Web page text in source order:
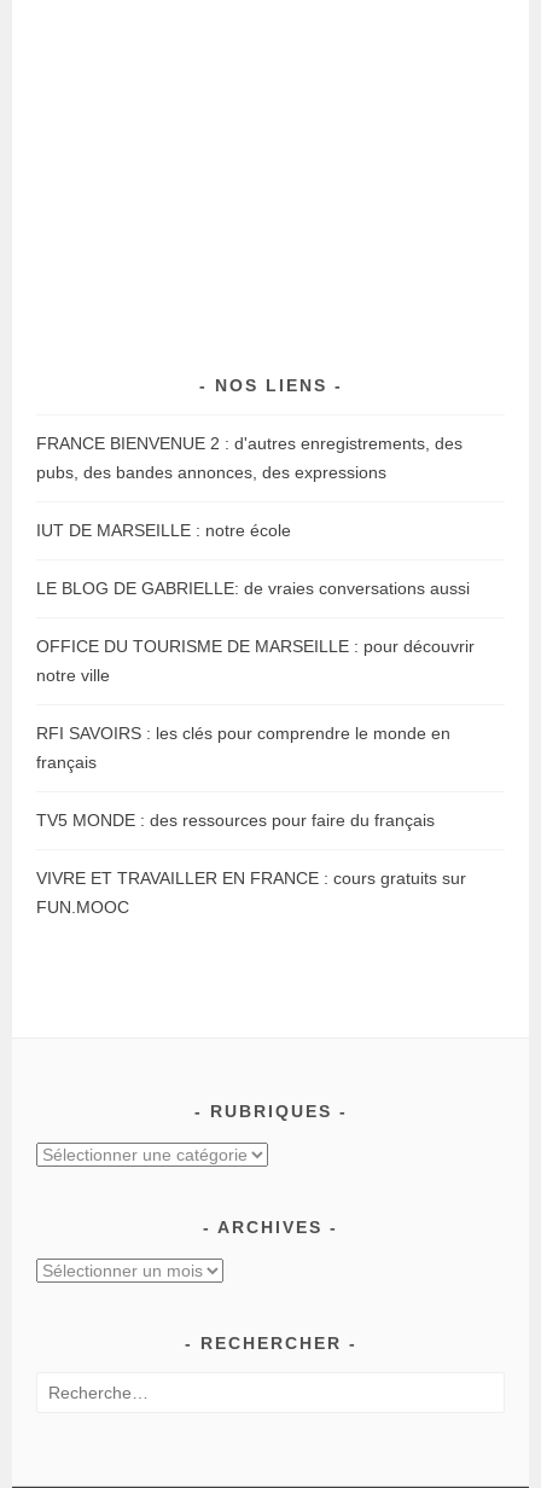
NOS LIENS
FRANCE BIENVENUE 2 : d'autres enregistrements, des
pubs, des bandes annonces, des expressions
IUT DE MARSEILLE : notre école
LE BLOG DE GABRIELLE: de vraies conversations aussi
OFFICE DU TOURISME DE MARSEILLE : pour découvrir
notre ville
RFI SAVOIRS : les clés pour comprendre le monde en
français
TV5 MONDE : des ressources pour faire du français
VIVRE ET TRAVAILLER EN FRANCE : cours gratuits sur
FUN.MOOC
RUBRIQUES
Rubriques
ARCHIVES
Archives
RECHERCHER
Rechercher :